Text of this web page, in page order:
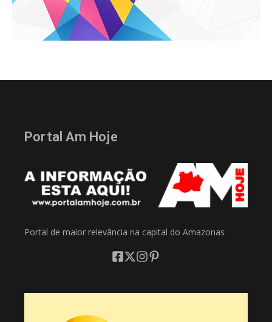
Portal Am Hoje
Portal de maior relevância na capital do Amazonas